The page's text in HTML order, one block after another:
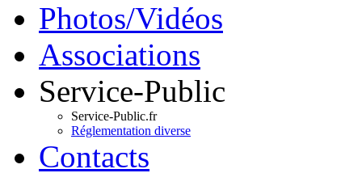
Photos/Vidéos
Associations
Service-Public
Service-Public.fr
Réglementation diverse
Contacts